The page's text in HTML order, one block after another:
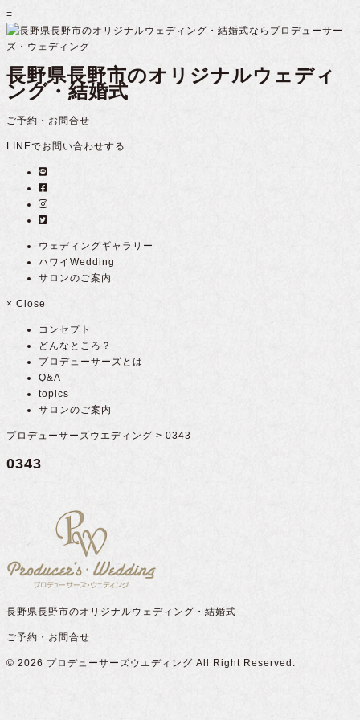
≡
長野県長野市のオリジナルウェディ
ング・結婚式
ご予約・お問合せ
LINEでお問い合わせする
ウェディングギャラリー
ハワイWedding
サロンのご案内
× Close
コンセプト
どんなところ？
プロデューサーズとは
Q&A
topics
サロンのご案内
プロデューサーズウエディング > 0343
0343
長野県長野市のオリジナルウェディング・結婚式
ご予約・お問合せ
© 2026 プロデューサーズウエディング All Right Reserved.